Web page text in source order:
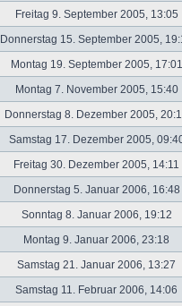
Freitag 9. September 2005, 13:05
Donnerstag 15. September 2005,
Montag 19. September 2005,
Montag 7. November 2005, 15:40
Donnerstag 8. Dezember 2005,
Samstag 17. Dezember 2005,
Freitag 30. Dezember 2005, 14:11
Donnerstag 5. Januar 2006, 16:48
Sonntag 8. Januar 2006, 19:12
Montag 9. Januar 2006, 23:18
Samstag 21. Januar 2006, 13:27
Samstag 11. Februar 2006, 14:06